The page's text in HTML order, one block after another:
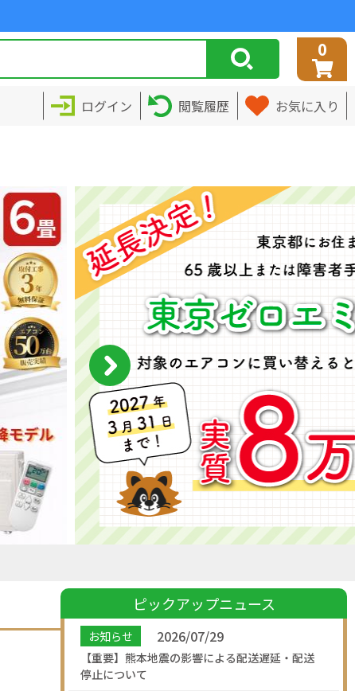
0
ログイン 閲覧履歴 お気に入り
ピックアップニュース
お知らせ 2026/07/29
【重要】熊本地震の影響による配送遅延・配送
停止について